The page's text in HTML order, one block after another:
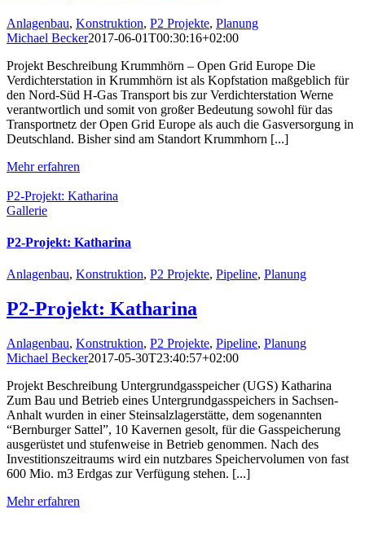
Anlagenbau, Konstruktion, P2 Projekte, Planung
Michael Becker2017-06-01T00:30:16+02:00
Projekt Beschreibung Krummhörn – Open Grid Europe Die
Verdichterstation in Krummhörn ist als Kopfstation maßgeblich für
den Nord-Süd H-Gas Transport bis zur Verdichterstation Werne
verantwortlich und somit von großer Bedeutung sowohl für das
Transportnetz der Open Grid Europe als auch die Gasversorgung in
Deutschland. Bisher sind am Standort Krummhorn [...]
Mehr erfahren
P2-Projekt: Katharina
Gallerie
P2-Projekt: Katharina
Anlagenbau, Konstruktion, P2 Projekte, Pipeline, Planung
P2-Projekt: Katharina
Anlagenbau, Konstruktion, P2 Projekte, Pipeline, Planung
Michael Becker2017-05-30T23:40:57+02:00
Projekt Beschreibung Untergrundgasspeicher (UGS) Katharina
Zum Bau und Betrieb eines Untergrundgasspeichers in Sachsen-
Anhalt wurden in einer Steinsalzlagerstätte, dem sogenannten
“Bernburger Sattel”, 10 Kavernen gesolt, für die Gasspeicherung
ausgerüstet und stufenweise in Betrieb genommen. Nach des
Investitionszeitraums wird ein nutzbares Speichervolumen von fast
600 Mio. m3 Erdgas zur Verfügung stehen. [...]
Mehr erfahren